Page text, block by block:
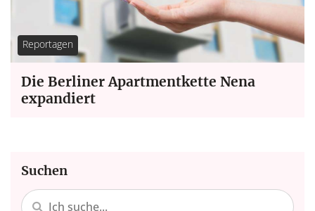
Reportagen
Die Berliner Apartmentkette Nena
expandiert
Suchen